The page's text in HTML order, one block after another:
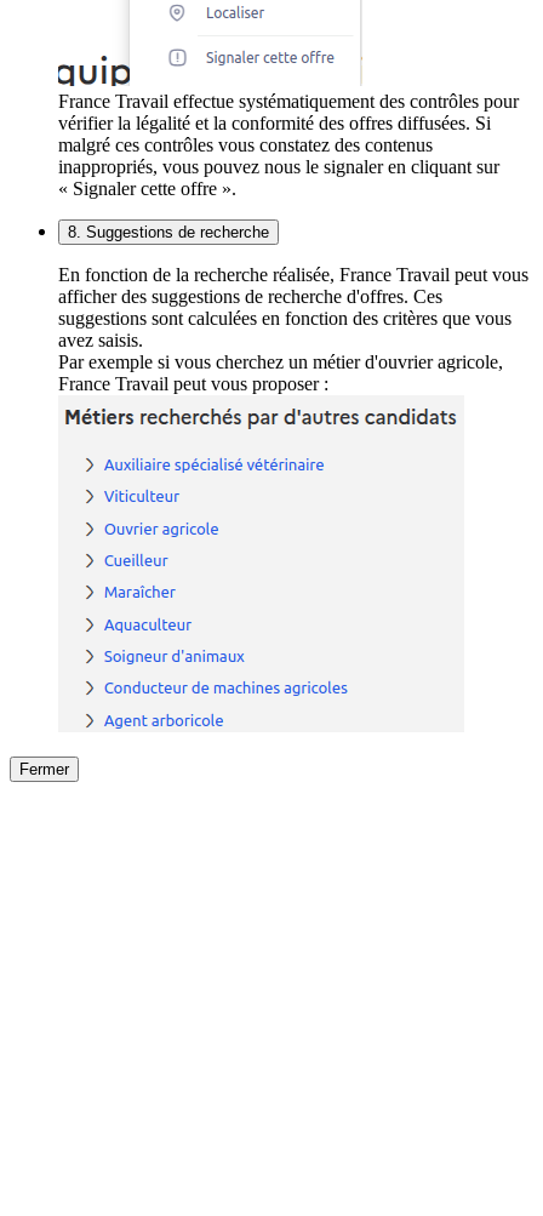
France Travail effectue systématiquement des contrôles pour
vérifier la légalité et la conformité des offres diffusées. Si
malgré ces contrôles vous constatez des contenus
inappropriés, vous pouvez nous le signaler en cliquant sur
« Signaler cette offre ».
8. Suggestions de recherche
En fonction de la recherche réalisée, France Travail peut vous
afficher des suggestions de recherche d'offres. Ces
suggestions sont calculées en fonction des critères que vous
avez saisis.
Par exemple si vous cherchez un métier d'ouvrier agricole,
France Travail peut vous proposer :
Fermer